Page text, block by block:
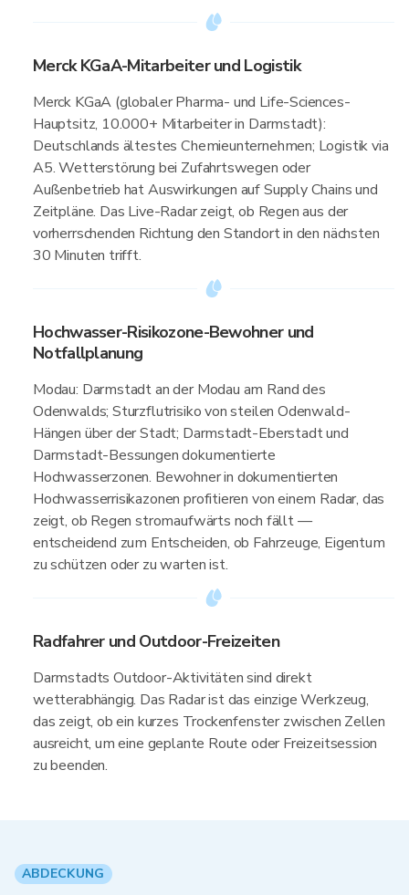
Merck KGaA-Mitarbeiter und Logistik
Merck KGaA (globaler Pharma- und Life-Sciences-
Hauptsitz, 10.000+ Mitarbeiter in Darmstadt):
Deutschlands ältestes Chemieunternehmen; Logistik via
A5. Wetterstörung bei Zufahrtswegen oder
Außenbetrieb hat Auswirkungen auf Supply Chains und
Zeitpläne. Das Live-Radar zeigt, ob Regen aus der
vorherrschenden Richtung den Standort in den nächsten
30 Minuten trifft.
Hochwasser-Risikozone-Bewohner und
Notfallplanung
Modau: Darmstadt an der Modau am Rand des
Odenwalds; Sturzflutrisiko von steilen Odenwald-
Hängen über der Stadt; Darmstadt-Eberstadt und
Darmstadt-Bessungen dokumentierte
Hochwasserzonen. Bewohner in dokumentierten
Hochwasserrisikazonen profitieren von einem Radar, das
zeigt, ob Regen stromaufwärts noch fällt —
entscheidend zum Entscheiden, ob Fahrzeuge, Eigentum
zu schützen oder zu warten ist.
Radfahrer und Outdoor-Freizeiten
Darmstadts Outdoor-Aktivitäten sind direkt
wetterabhängig. Das Radar ist das einzige Werkzeug,
das zeigt, ob ein kurzes Trockenfenster zwischen Zellen
ausreicht, um eine geplante Route oder Freizeitsession
zu beenden.
ABDECKUNG